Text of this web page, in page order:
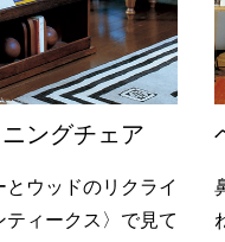
ングチェア
ウッドのリクライ
ィークス〉で見て